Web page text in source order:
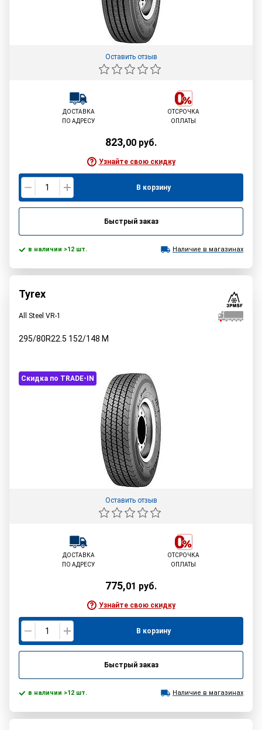
Оставить отзыв
ДОСТАВКА
ПО АДРЕСУ
ОТСРОЧКА
ОПЛАТЫ
823,00 руб.
Узнайте свою скидку
В корзину
Быстрый заказ
в наличии >12 шт. Наличие в магазинах
Tyrex
All Steel VR-1
295/80R22.5 152/148 M
Скидка по TRADE-IN
Оставить отзыв
ДОСТАВКА
ПО АДРЕСУ
ОТСРОЧКА
ОПЛАТЫ
775,01 руб.
Узнайте свою скидку
В корзину
Быстрый заказ
в наличии >12 шт. Наличие в магазинах